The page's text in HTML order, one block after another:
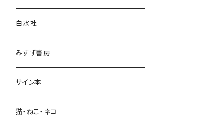
言語・ことば
白水社
みすず書房
サイン本
猫・ねこ・ネコ